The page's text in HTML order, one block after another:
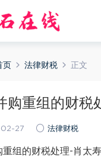
页 法律财税 正文
购重组的财
27 法律财税
重组的财税处理-肖太